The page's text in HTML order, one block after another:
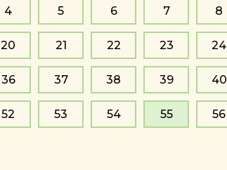
4 5 6 7 8
20 21 22 23 24
36 37 38 39 40
52 53 54 55 56